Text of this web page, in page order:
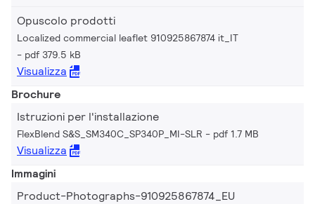
Opuscolo prodotti
Localized commercial leaflet 910925867874 it_IT
pdf 379.5 kB
Visualizza
Brochure
Istruzioni per l'installazione
FlexBlend S&S_SM340C_SP340P_MI-SLR pdf 1.7 MB
Visualizza
Immagini
Product-Photographs-910925867874_EU